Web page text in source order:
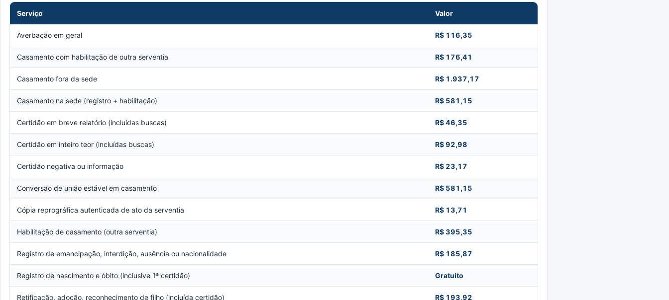
Serviço Valor
Averbação em geral R$ 116,35
Casamento com habilitação de outra serventia R$ 176,41
Casamento fora da sede R$ 1.937,17
Casamento na sede (registro + habilitação) R$ 581,15
Certidão em breve relatório (incluídas buscas) R$ 46,35
Certidão em inteiro teor (incluídas buscas) R$ 92,98
Certidão negativa ou informação R$ 23,17
Conversão de união estável em casamento R$ 581,15
Cópia reprográfica autenticada de ato da serventia R$ 13,71
Habilitação de casamento (outra serventia) R$ 395,35
Registro de emancipação, interdição, ausência ou nacionalidade R$ 185,87
Registro de nascimento e óbito (inclusive 1ª certidão) Gratuito
Retificação, adoção, reconhecimento de filho (incluída certidão) R$ 193,92